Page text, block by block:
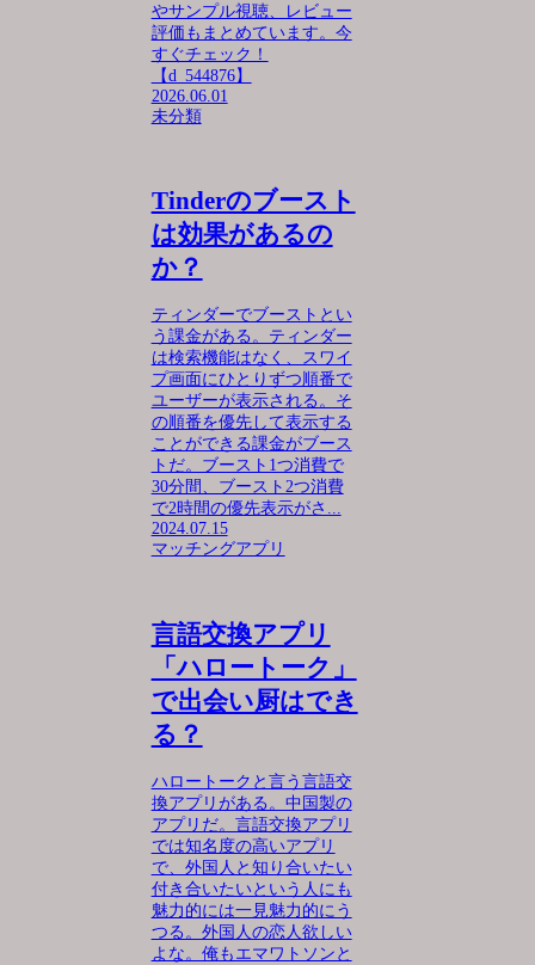
やサンプル視聴、レビュー
評価もまとめています。今
すぐチェック！
【d_544876】
2026.06.01
未分類
Tinderのブースト
は効果があるの
か？
ティンダーでブーストとい
う課金がある。ティンダー
は検索機能はなく、スワイ
プ画面にひとりずつ順番で
ユーザーが表示される。そ
の順番を優先して表示する
ことができる課金がブース
トだ。ブースト1つ消費で
30分間、ブースト2つ消費
で2時間の優先表示がさ...
2024.07.15
マッチングアプリ
言語交換アプリ
「ハロートーク」
で出会い厨はでき
る？
ハロートークと言う言語交
換アプリがある。中国製の
アプリだ。言語交換アプリ
では知名度の高いアプリ
で、外国人と知り合いたい
付き合いたいという人にも
魅力的には一見魅力的にう
つる。外国人の恋人欲しい
よな。俺もエマワトソンと